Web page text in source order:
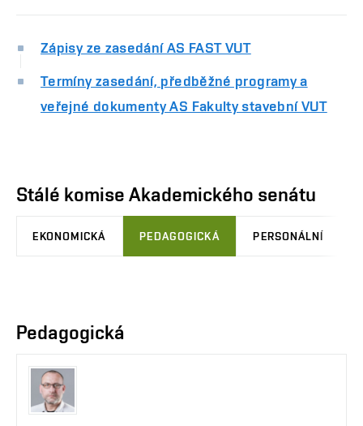
Zápisy ze zasedání AS FAST VUT
Termíny zasedání, předběžné programy a
veřejné dokumenty AS Fakulty stavební VUT
Stálé komise Akademického senátu
EKONOMICKÁ PEDAGOGICKÁ PERSONÁLNÍ
Pedagogická